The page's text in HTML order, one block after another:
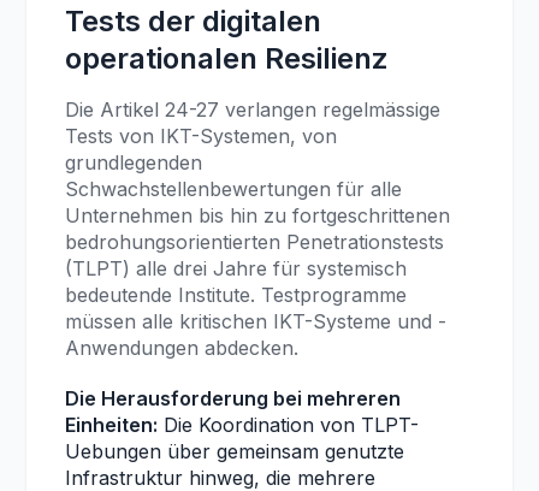
Tests der digitalen
operationalen Resilienz
Die Artikel 24-27 verlangen regelmässige
Tests von IKT-Systemen, von
grundlegenden
Schwachstellenbewertungen für alle
Unternehmen bis hin zu fortgeschrittenen
bedrohungsorientierten Penetrationstests
(TLPT) alle drei Jahre für systemisch
bedeutende Institute. Testprogramme
müssen alle kritischen IKT-Systeme und -
Anwendungen abdecken.
Die Herausforderung bei mehreren
Einheiten: Die Koordination von TLPT-
Uebungen über gemeinsam genutzte
Infrastruktur hinweg, die mehrere